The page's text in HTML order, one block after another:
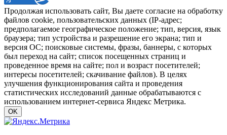
Продолжая использовать сайт, Вы даете согласие на обработку
файлов cookie, пользовательских данных (IP-адрес;
предполагаемое географическое положение; тип, версия, язык
браузера; тип устройства и разрешение его экрана; тип и
версия ОС; поисковые системы, фразы, баннеры, с которых
был переход на сайт; список посещенных страниц и
проведенное время на сайте; пол и возраст посетителей;
интересы посетителей; скачивание файлов). В целях
улучшения функционирования сайта и проведения
статистических исследований данные обрабатываются с
использованием интернет-сервиса Яндекс Метрика.
OK